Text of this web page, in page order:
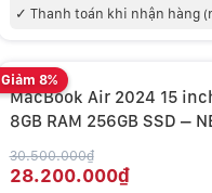
✓ Thanh toán khi nhận hàng
Giảm 8%
MacBook Air 2024 15
8GB RAM 256GB SSD –
30.500.000₫
28.200.000₫